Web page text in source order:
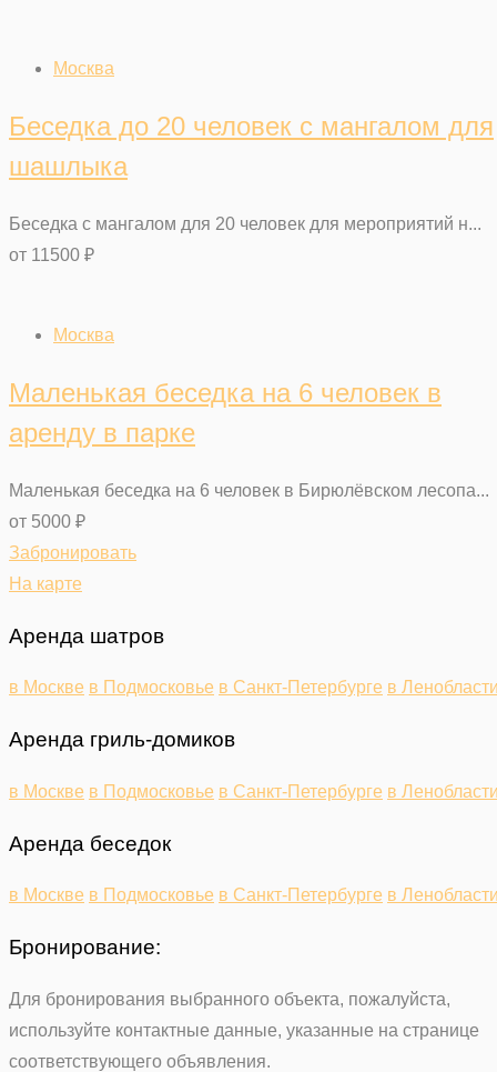
Москва
Беседка до 20 человек с мангалом для
шашлыка
Беседка с мангалом для 20 человек для мероприятий н...
от 11500 ₽
Москва
Маленькая беседка на 6 человек в
аренду в парке
Маленькая беседка на 6 человек в Бирюлёвском лесопа...
от 5000 ₽
Забронировать
На карте
Аренда шатров
в Москве в Подмосковье в Санкт-Петербурге в
Аренда гриль-домиков
в Москве в Подмосковье в Санкт-Петербурге в
Аренда беседок
в Москве в Подмосковье в Санкт-Петербурге в
Бронирование:
Для бронирования выбранного объекта, пожалуйста,
используйте контактные данные, указанные на странице
соответствующего объявления.